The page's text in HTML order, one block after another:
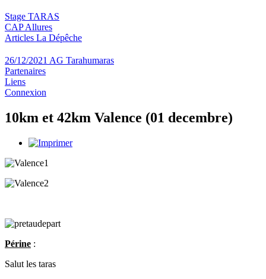
Stage TARAS
CAP Allures
Articles La Dépêche
26/12/2021 AG Tarahumaras
Partenaires
Liens
Connexion
10km et 42km Valence (01 decembre)
Périne :
Salut les taras